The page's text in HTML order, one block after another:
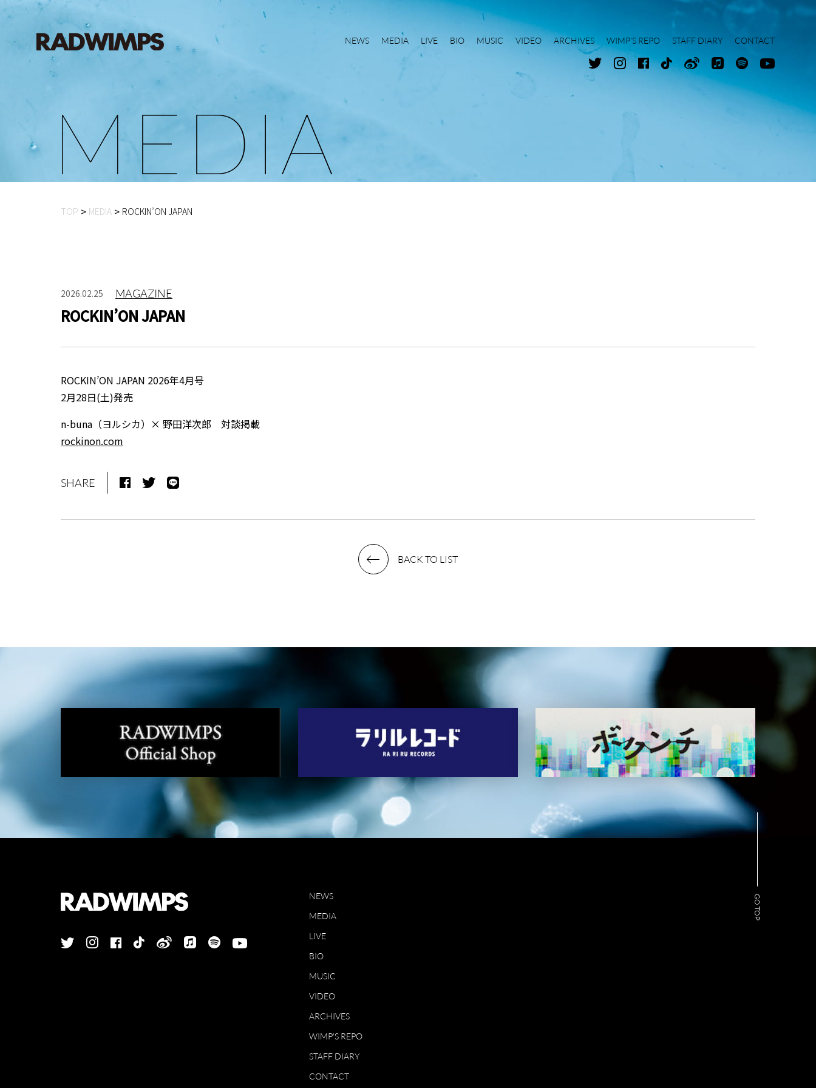
NEWS MEDIA LIVE BIO MUSIC VIDEO ARCHIVES WIMP'S REPO STAFF DIARY CONTACT
MEDIA
TOP MEDIA ROCKIN’ON JAPAN
2026.02.25 MAGAZINE
ROCKIN’ON JAPAN
ROCKIN’ON JAPAN 2026年4月号
2月28日(土)発売
n-buna（ヨルシカ）× 野田洋次郎 対談掲載
rockinon.com
SHARE
BACK TO LIST
GO TOP
NEWS
MEDIA
LIVE
BIO
MUSIC
VIDEO
ARCHIVES
WIMP'S REPO
STAFF DIARY
CONTACT